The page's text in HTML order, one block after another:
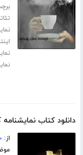
دانلود کتاب
از: